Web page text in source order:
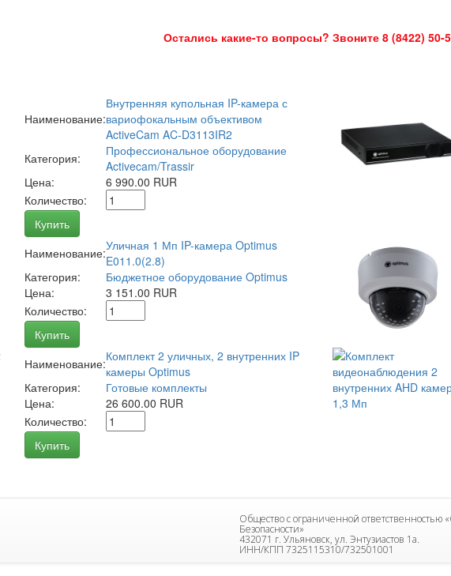
Остались какие-то вопросы? Звоните 8 (8422) 50-
Наименование:
Внутренняя купольная IP-камера с
вариофокальным объективом
ActiveCam AC-D3113IR2
Категория:
Профессиональное оборудование
Activecam/Trassir
Цена:
6 990.00 RUR
Количество:
Купить
Наименование:Уличная 1 Мп IP-камера Optimus
E011.0(2.8)
Категория:
Бюджетное оборудование Optimus
Цена:
3 151.00 RUR
Количество:
Купить
Наименование:Комплект 2 уличных, 2 внутренних IP
камеры Optimus
Категория:
Готовые комплекты
Цена:
26 600.00 RUR
Количество:
Купить
Общество с ограниченной ответственностью
Безопасности»
432071 г. Ульяновск, ул. Энтузиастов 1а.
ИНН/КПП 7325115310/732501001